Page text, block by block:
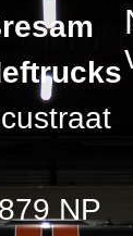
NP